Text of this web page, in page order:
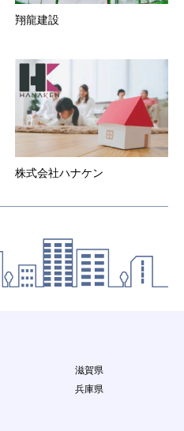
が当該会員の退
イト上での掲示や
が適当と判断する
要な事項を通知
ウェブサイトに
メールによる通
します。当社か
ブサイト上に掲
行った場合は電
を発するものと
ェア及び通信回
の助言、サポー
ます。
翔龍建設
株式会社ハナケン
滋賀県
兵庫県